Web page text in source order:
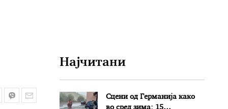
Најчитани
Сцени од Германија како
во сред зима: 15